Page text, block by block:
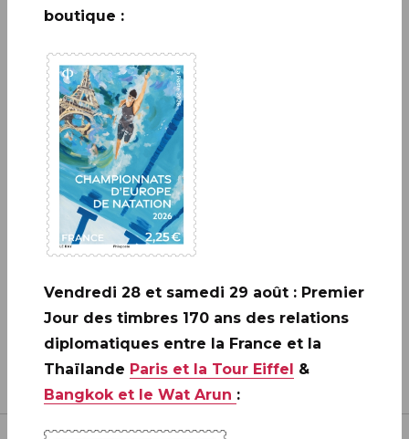
A ne pas rater: 20 ANS DE LA
CRÉATION DE PHILAPOSTE
2006 - 2026 / BLOC
EN SAVOIR PLUS
boutique :
Vendredi 28 et samedi 29 août : Premier
Jour des timbres 170 ans des relations
diplomatiques entre la France et la
Thaïlande Paris et la Tour Eiffel &
Bangkok et le Wat Arun :